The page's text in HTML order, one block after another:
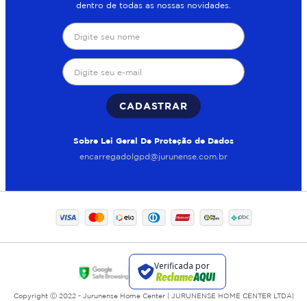
dentro de todas as nossas novidades.
CADASTRAR
Sobre Lei Geral De Proteção de Dados
encarregadolgpd@jurunense.com.br
Copyright Ⓒ 2022 - Jurunense Home Center | JURUNENSE HOME CENTER LTDA|